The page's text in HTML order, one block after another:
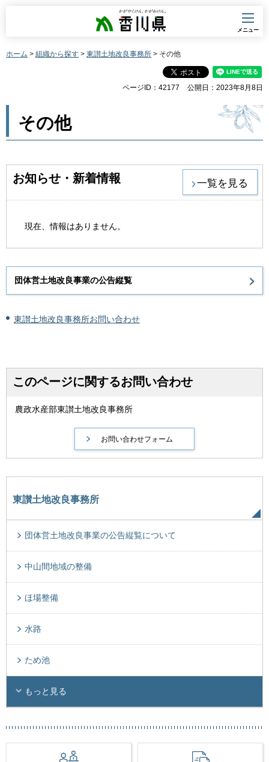
香川県
メニュー
ホーム > 組織から探す > 東讃土地改良事務所 > その他
ページID：42177 公開日：2023年8月8日
その他
お知らせ・新着情報 一覧を見る
現在、情報はありません。
団体営土地改良事業の公告縦覧
東讃土地改良事務所お問い合わせ
このページに関するお問い合わせ
農政水産部東讃土地改良事務所
東讃土地改良事務所
団体営土地改良事業の公告縦覧について
中山間地域の整備
ほ場整備
水路
ため池
もっと見る